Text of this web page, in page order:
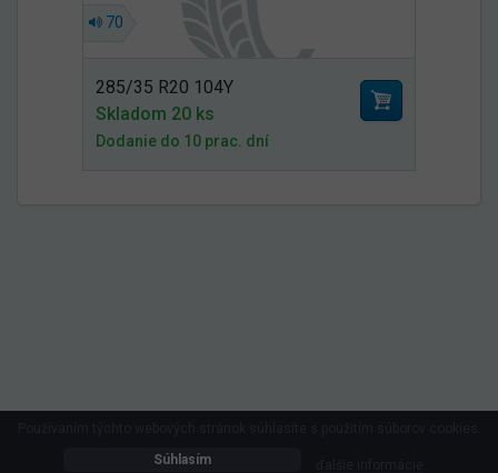
70
285/35 R20 104Y
Skladom 20 ks
Dodanie do 10 prac. dní
Súhlasím